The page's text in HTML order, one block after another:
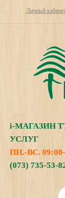
Личный
i-МАГАЗИН
УСЛУГ
ПН.-ВС.
(073) 735-53-